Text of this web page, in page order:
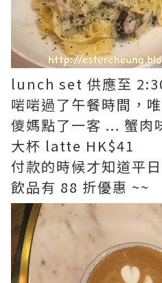
lunch set 供應至
啱啱過了午餐時間，
儍媽點了一客 ... 蟹肉
大杯 latte HK$41
付款的時候才知道平
飲品有 88 折優惠 ~~